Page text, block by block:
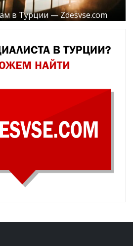
в Турции — Zdesvse.com